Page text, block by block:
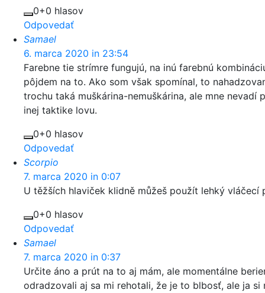
0+0 hlasov
Odpovedať
Samael
6. marca 2020 in 23:54
Farebne tie strímre fungujú, na inú farebnú
pôjdem na to. Ako som však spomínal, to
trochu taká muškárina-nemuškárina, ale mne
inej taktike lovu.
0+0 hlasov
Odpovedať
Scorpio
7. marca 2020 in 0:07
U těžších hlaviček klidně můžeš použít lehký
0+0 hlasov
Odpovedať
Samael
7. marca 2020 in 0:37
Určite áno a prút na to aj mám, ale momentálne
odradzovali aj sa mi rehotali, že je to blbosť, ale ja